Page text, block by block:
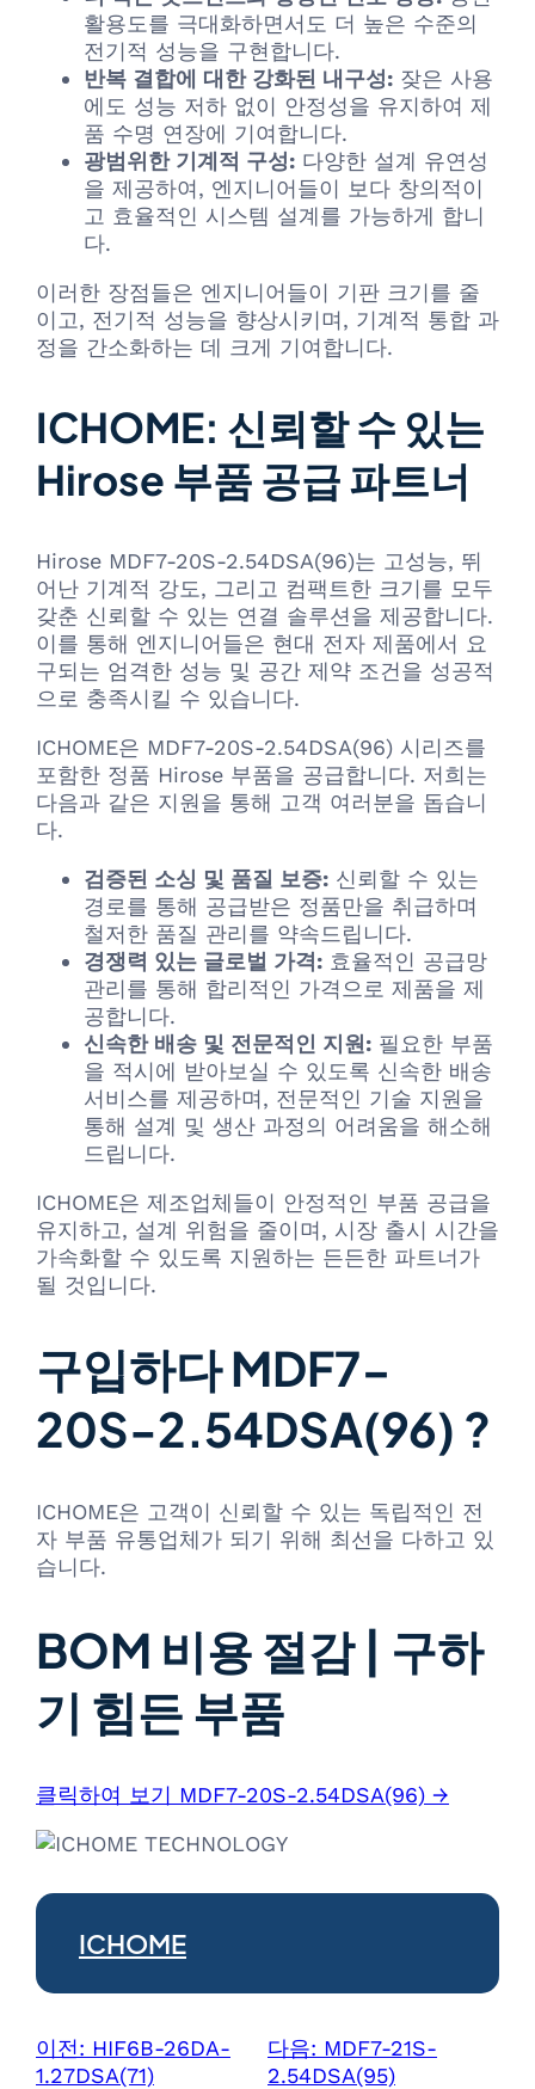
활용도를 극대화하면서도 더 높은 수준의
전기적 성능을 구현합니다.
반복 결합에 대한 강화된 내구성: 잦은 사용
에도 성능 저하 없이 안정성을 유지하여 제
품 수명 연장에 기여합니다.
광범위한 기계적 구성: 다양한 설계 유연성
을 제공하여, 엔지니어들이 보다 창의적이
고 효율적인 시스템 설계를 가능하게 합니
다.
이러한 장점들은 엔지니어들이 기판 크기를 줄
이고, 전기적 성능을 향상시키며, 기계적 통합 과
정을 간소화하는 데 크게 기여합니다.
ICHOME: 신뢰할 수 있는
Hirose 부품 공급 파트너
Hirose MDF7-20S-2.54DSA(96)는 고성능, 뛰
어난 기계적 강도, 그리고 컴팩트한 크기를 모두
갖춘 신뢰할 수 있는 연결 솔루션을 제공합니다.
이를 통해 엔지니어들은 현대 전자 제품에서 요
구되는 엄격한 성능 및 공간 제약 조건을 성공적
으로 충족시킬 수 있습니다.
ICHOME은 MDF7-20S-2.54DSA(96) 시리즈를
포함한 정품 Hirose 부품을 공급합니다. 저희는
다음과 같은 지원을 통해 고객 여러분을 돕습니
다.
검증된 소싱 및 품질 보증: 신뢰할 수 있는
경로를 통해 공급받은 정품만을 취급하며
철저한 품질 관리를 약속드립니다.
경쟁력 있는 글로벌 가격: 효율적인 공급망
관리를 통해 합리적인 가격으로 제품을 제
공합니다.
신속한 배송 및 전문적인 지원: 필요한 부품
을 적시에 받아보실 수 있도록 신속한 배송
서비스를 제공하며, 전문적인 기술 지원을
통해 설계 및 생산 과정의 어려움을 해소해
드립니다.
ICHOME은 제조업체들이 안정적인 부품 공급을
유지하고, 설계 위험을 줄이며, 시장 출시 시간을
가속화할 수 있도록 지원하는 든든한 파트너가
될 것입니다.
구입하다 MDF7-
20S-2.54DSA(96) ?
ICHOME은 고객이 신뢰할 수 있는 독립적인 전
자 부품 유통업체가 되기 위해 최선을 다하고 있
습니다.
BOM 비용 절감 | 구하
기 힘든 부품
클릭하여 보기 MDF7-20S-2.54DSA(96) →
ICHOME
이전: HIF6B-26DA-
1.27DSA(71)
다음: MDF7-21S-
2.54DSA(95)